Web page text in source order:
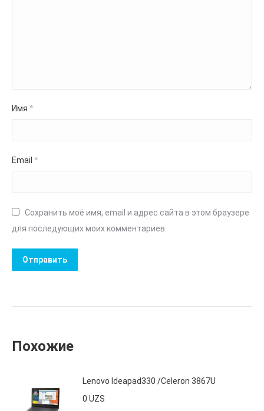
Имя *
Email *
Сохранить моё имя, email и адрес сайта в этом браузере
для последующих моих комментариев.
Похожие
Lenovo Ideapad330 /Celeron 3867U
0 UZS